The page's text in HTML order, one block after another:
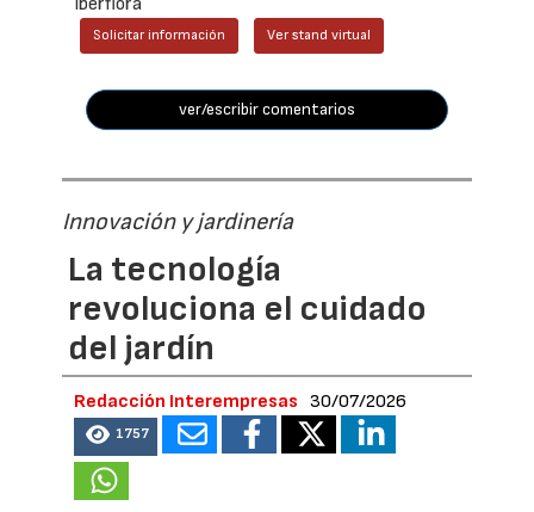
Iberflora
Solicitar información Ver stand virtual
ver/escribir comentarios
Innovación y jardinería
La tecnología
revoluciona el cuidado
del jardín
Redacción Interempresas 30/07/2026
1757